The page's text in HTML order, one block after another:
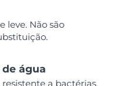
leve. Não são
água
a bactérias,